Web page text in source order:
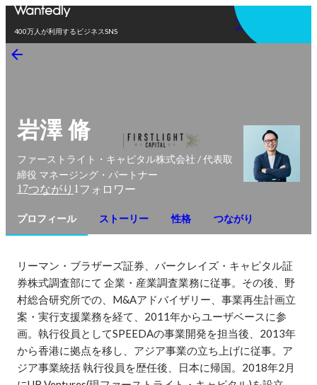
400万人が利用するビジネスSNS
アプリを使う
岩澤 脩
ファーストライト・キャピタル株式会社 / 代表取
締役 マネージング・パートナー
17つながり 1 フォロワー
プロフィール ストーリー 性格 つながり
リーマン・ブラザーズ証券、バークレイズ・キャピタル証
券株式調査部にて 企業・産業調査業務に従事。その後、野
村総合研究所での、M&Aアドバイザリー、事業再生計画立
案・実行支援業務を経て、2011年からユーザベースに参
画。執行役員としてSPEEDAの事業開発を担当後、2013年
から香港に拠点を移し、アジア事業の立ち上げに従事。ア
ジア事業統括 執行役員を歴任後、日本に帰国。2018年2月